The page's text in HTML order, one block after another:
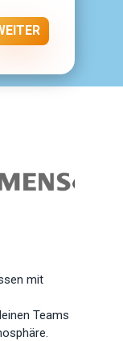
mit
Teams